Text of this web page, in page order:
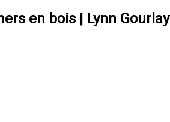
en bois | Lynn Gourlay